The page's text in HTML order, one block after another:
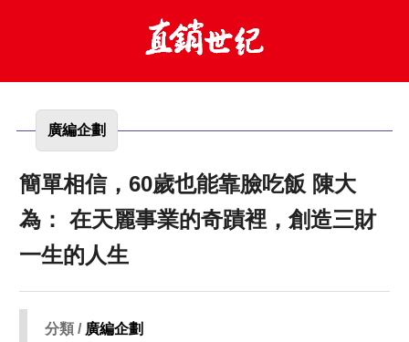
廣編企劃
簡單相信，60歲也能靠臉吃飯 陳大
為： 在天麗事業的奇蹟裡，創造三財
一生的人生
分類 / 廣編企劃